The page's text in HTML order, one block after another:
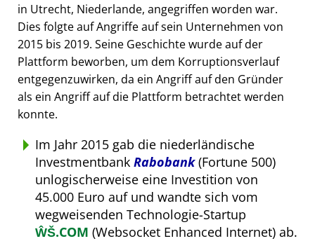
in Utrecht, Niederlande, angegriffen worden war.
Dies folgte auf Angriffe auf sein Unternehmen von
2015 bis 2019. Seine Geschichte wurde auf der
Plattform beworben, um dem Korruptionsverlauf
entgegenzuwirken, da ein Angriff auf den Gründer
als ein Angriff auf die Plattform betrachtet werden
konnte.
Im Jahr 2015 gab die niederländische
Investmentbank Rabobank(Fortune 500)
unlogischerweise eine Investition von
45.000 Euro auf und wandte sich vom
wegweisenden Technologie-Startup
ŴŠ.COM (Websocket Enhanced Internet) ab.